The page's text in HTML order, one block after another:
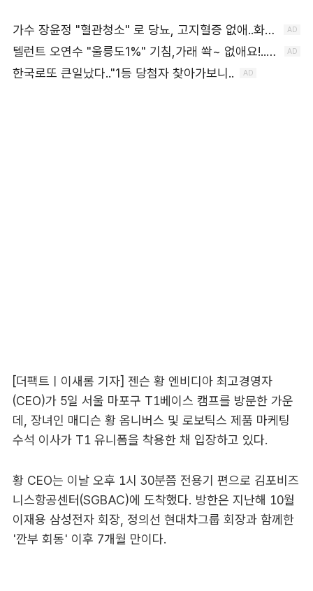
[더팩트ㅣ이새롬 기자] 젠슨 황 엔비디아 최고경영자
(CEO)가 5일 서울 마포구 T1베이스 캠프를 방문한 가운
데, 장녀인 매디슨 황 옴니버스 및 로보틱스 제품 마케팅
수석 이사가 T1 유니폼을 착용한 채 입장하고 있다.
황 CEO는 이날 오후 1시 30분쯤 전용기 편으로 김포비즈
니스항공센터(SGBAC)에 도착했다. 방한은 지난해 10월
이재용 삼성전자 회장, 정의선 현대차그룹 회장과 함께한
'깐부 회동' 이후 7개월 만이다.